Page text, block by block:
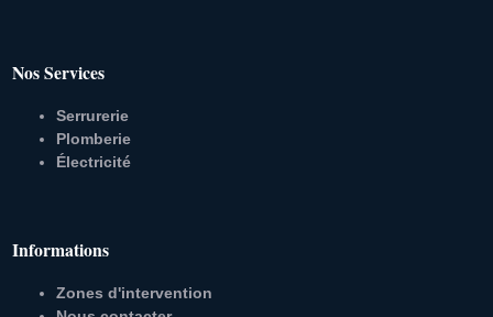
Nos Services
Serrurerie
Plomberie
Électricité
Informations
Zones d'intervention